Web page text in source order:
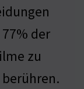
der
zu